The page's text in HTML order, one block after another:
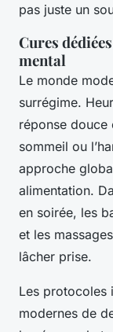
pas juste un
Cures
mental
Le monde
surrégime.
réponse douce
sommeil ou
approche
alimentation.
en soirée, les
et les
lâcher prise.
Les protocoles
modernes de